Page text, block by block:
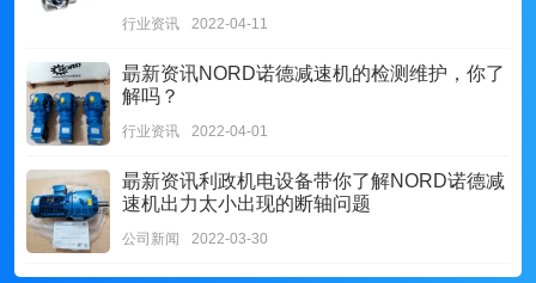
行业资讯 2022-04-11
朂新资讯NORD诺德减速机的检测维护，你了
解吗？
行业资讯 2022-04-01
朂新资讯利政机电设备带你了解NORD诺德减
速机出力太小出现的断轴问题
公司新闻 2022-03-30